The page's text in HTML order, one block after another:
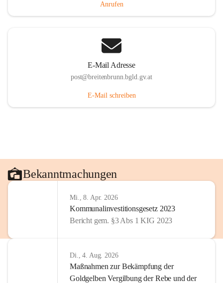
Anrufen
E-Mail Adresse
post@breitenbrunn.bgld.gv.at
E-Mail schreiben
Bekanntmachungen
Mi., 8. Apr. 2026
Kommunalinvestitionsgesetz 2023
Bericht gem. §3 Abs 1 KIG 2023
Di., 4. Aug. 2026
Maßnahmen zur Bekämpfung der
Goldgelben Vergilbung der Rebe und der